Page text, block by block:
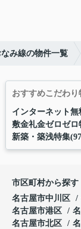
み線の物件一覧
おすすめこだわり
インターネット無
敷金礼金ゼロゼロ
新築・築浅特集
市区町村から探す
名古屋市中川区
名古屋市港区
名古屋市北区